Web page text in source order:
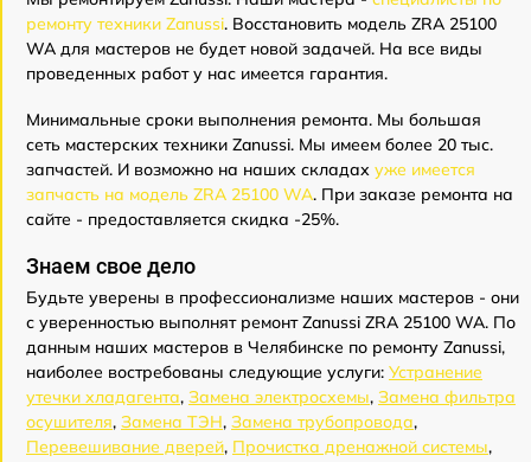
ремонту техники Zanussi. Восстановить модель ZRA 25100
WA для мастеров не будет новой задачей. На все виды
проведенных работ у нас имеется гарантия.
Минимальные сроки выполнения ремонта. Мы большая
сеть мастерских техники Zanussi. Мы имеем более 20 тыс.
запчастей. И возможно на наших складах уже имеется
запчасть на модель ZRA 25100 WA. При заказе ремонта на
сайте - предоставляется скидка -25%.
Знаем свое дело
Будьте уверены в профессионализме наших мастеров - они
с уверенностью выполнят ремонт Zanussi ZRA 25100 WA. По
данным наших мастеров в Челябинске по ремонту Zanussi,
наиболее востребованы следующие услуги: Устранение
утечки хладагента, Замена электросхемы, Замена фильтра
осушителя, Замена ТЭН, Замена трубопровода,
Перевешивание дверей, Прочистка дренажной системы,